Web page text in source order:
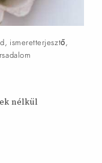
, ismeretterjesztő,
nélkül